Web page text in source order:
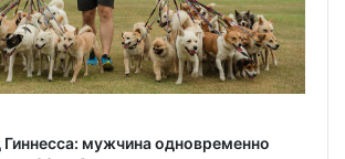
мужчина одновременно